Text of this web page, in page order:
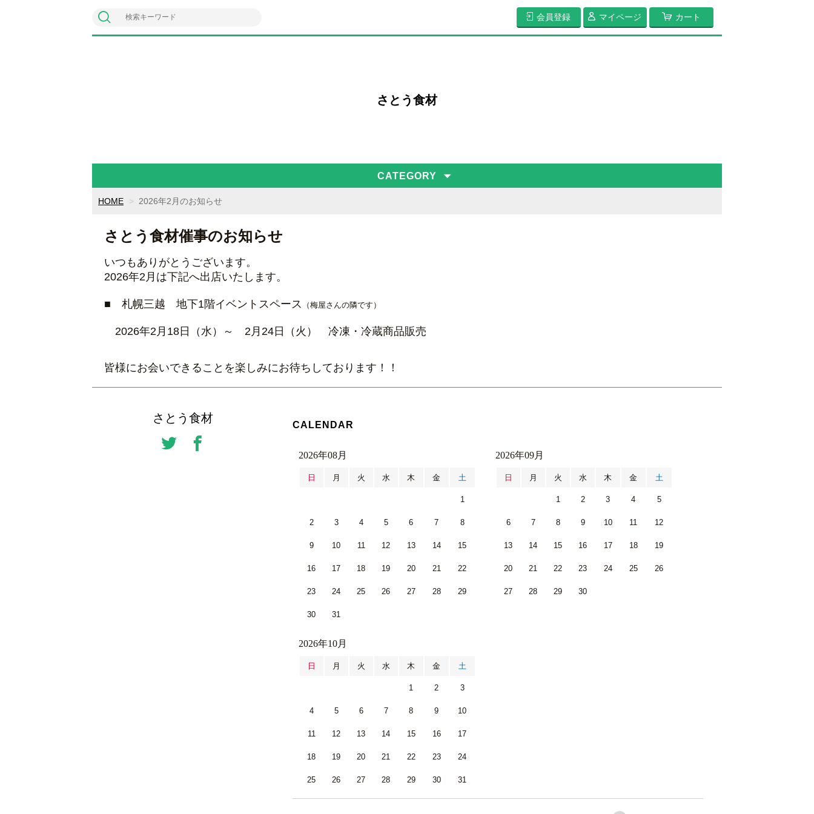
さとう食材
会員登録 マイページ カート
CATEGORY
HOME 2026年2月のお知らせ
さとう食材催事のお知らせ
いつもありがとうございます。
2026年2月は下記へ出店いたします。
■ 札幌三越 地下1階イベントスペース （梅屋さんの隣です）
2026年2月18日（水）～ 2月24日（火） 冷凍・冷蔵商品販売
皆様にお会いできることを楽しみにお待ちしております！！
さとう食材
CALENDAR
2026年08月
日 月 火 水 木 金 土
1
2 3 4 5 6 7 8
9 10 11 12 13 14 15
16 17 18 19 20 21 22
23 24 25 26 27 28 29
30 31
2026年09月
日 月 火 水 木 金 土
1 2 3 4 5
6 7 8 9 10 11 12
13 14 15 16 17 18 19
20 21 22 23 24 25 26
27 28 29 30
2026年10月
日 月 火 水 木 金 土
1 2 3
4 5 6 7 8 9 10
11 12 13 14 15 16 17
18 19 20 21 22 23 24
25 26 27 28 29 30 31